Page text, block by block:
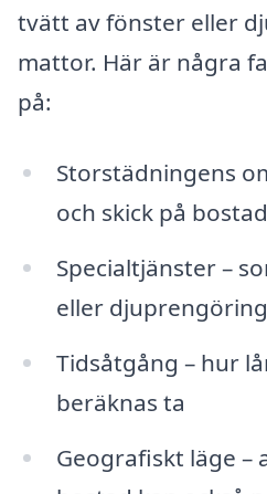
tvätt av fönster eller
mattor. Här är några
på:
Storstädningens
och skick på
Specialtjänster –
eller djuprengöring
Tidsåtgång – hur
beräknas ta
Geografiskt läge –